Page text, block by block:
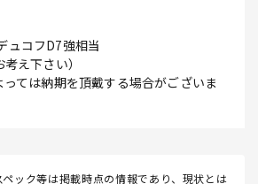
ュコフD7強相当
え下さい）
ては納期を頂戴する場合がございま
ック等は掲載時点の情報であり、現状とは